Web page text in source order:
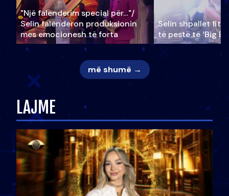
"Një falenderim special për…"/
Selin falënderon produksionin
mes emocionesh të forta
Selin shpallet
të pestë të ‘Big
më shumë →
LAJME